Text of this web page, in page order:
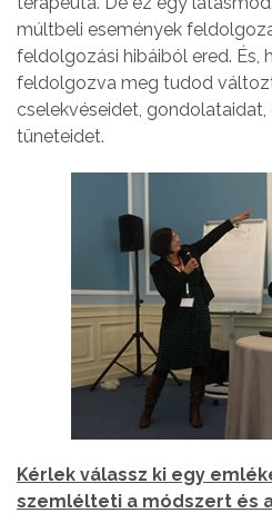
múltbeli események
feldolgozási hibáiból ered. És,
feldolgozva meg tudod
cselekvéseidet, gondolataidat,
tüneteidet.
Kérlek válassz ki egy
szemlélteti a módszert és